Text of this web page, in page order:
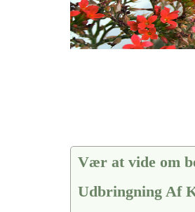
vi hjælper i alle faser af begravelsel
Vær at vide om
Udbringning Af